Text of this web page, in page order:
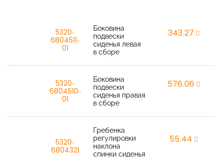
5320-
6804511-
01
Боковина
подвески
сиденья левая
в сборе
343,27
5320-
6804510-
01
Боковина
подвески
сиденья правая
в сборе
576,06
5320-
6804321
Гребенка
регулировки
наклона
спинки сиденья
55,44